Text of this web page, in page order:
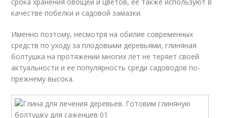
качестве побелки и садовой замазки.
Именно поэтому, несмотря на обилие современных
средств по уходу за плодовыми деревьями, глиняная
болтушка на протяжении многих лет не теряет своей
актуальности и ее популярность среди садоводов по-
прежнему высока.